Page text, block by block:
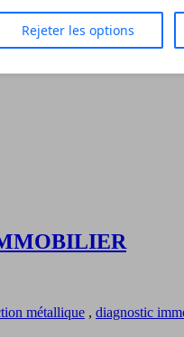
métallique , diagnostic
Rejeter les options